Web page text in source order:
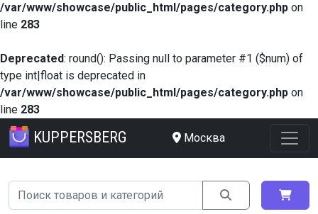
/var/www/showcase/public_html/pages/category.php on
line 283
Deprecated: round(): Passing null to parameter #1 ($num) of
type int|float is deprecated in
/var/www/showcase/public_html/pages/category.php on
line 283
KUPPERSBERG Москва